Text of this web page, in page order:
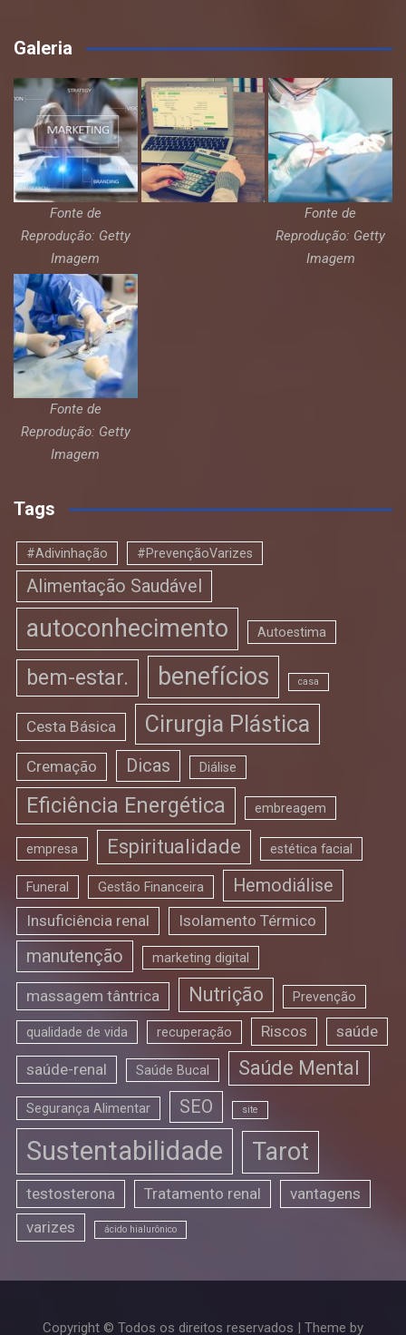
Galeria
Fonte de
Reprodução: Getty
Imagem
Fonte de
Reprodução: Getty
Imagem
Fonte de
Reprodução: Getty
Imagem
Tags
#Adivinhação #PrevençãoVarizes
Alimentação Saudável
autoconhecimento Autoestima
bem-estar. benefícios casa
Cesta Básica Cirurgia Plástica
Cremação Dicas Diálise
Eficiência Energética embreagem
empresa Espiritualidade estética facial
Funeral Gestão Financeira Hemodiálise
Insuficiência renal Isolamento Térmico
manutenção marketing digital
massagem tântrica Nutrição Prevenção
qualidade de vida recuperação Riscos saúde
saúde-renal Saúde Bucal Saúde Mental
Segurança Alimentar SEO site
Sustentabilidade Tarot
testosterona Tratamento renal
vantagens
varizes
ácido hialurônico
Copyright © Todos os direitos reservados | Theme by